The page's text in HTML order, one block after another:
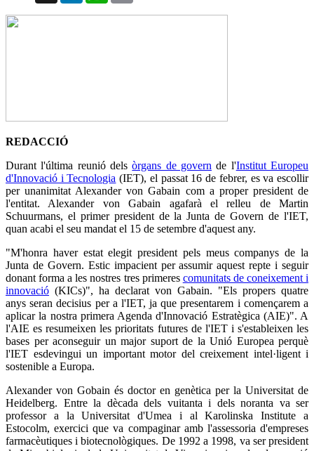
REDACCIÓ
Durant l'última reunió delsòrgans de govern de l'Institut Europeu
d'Innovació i Tecnologia (IET), el passat 16 de febrer, es va escollir
per unanimitat Alexander von Gabain com a proper president de
l'entitat. Alexander von Gabain agafarà el relleu de Martin
Schuurmans, el primer president de la Junta de Govern de l'IET,
quan acabi el seu mandat el 15 de setembre d'aquest any.
"M'honra haver estat elegit president pels meus companys de la
Junta de Govern. Estic impacient per assumir aquest repte i seguir
donant forma a les nostres tres primeres comunitats de coneixement i
innovació (KICs)", ha declarat von Gabain. "Els propers quatre
anys seran decisius per a l'IET, ja que presentarem i començarem a
aplicar la nostra primera Agenda d'Innovació Estratègica (AIE)". A
l'AIE es resumeixen les prioritats futures de l'IET i s'estableixen les
bases per aconseguir un major suport de la Unió Europea perquè
l'IET esdevingui un important motor del creixement intel·ligent i
sostenible a Europa.
Alexander von Gobain és doctor en genètica per la Universitat de
Heidelberg. Entre la dècada dels vuitanta i dels noranta va ser
professor a la Universitat d'Umea i al Karolinska Institute a
Estocolm, exercici que va compaginar amb l'assessoria d'empreses
farmacèutiques i biotecnològiques. De 1992 a 1998, va ser president